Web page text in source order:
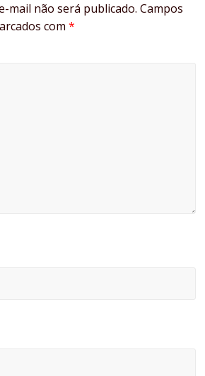
mail não será publicado. Campos
com*